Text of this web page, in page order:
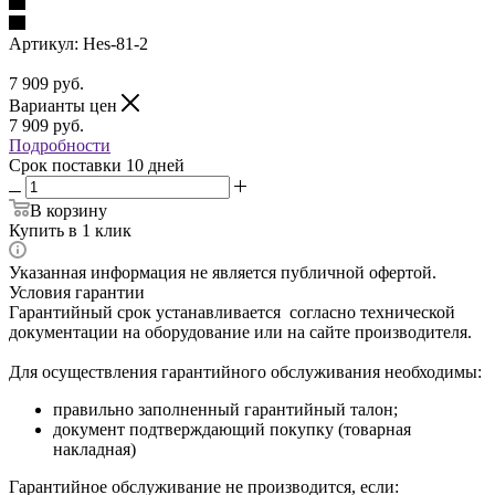
Артикул: Hes-81-2
7 909 руб.
Варианты цен
7 909 руб.
Подробности
Срок поставки 10 дней
В корзину
Купить в 1 клик
Указанная информация не является публичной офертой.
Условия гарантии
Гарантийный срок устанавливается согласно технической
документации на оборудование или на сайте производителя.
Для осуществления гарантийного обслуживания необходимы:
правильно заполненный гарантийный талон;
документ подтверждающий покупку (товарная
накладная)
Гарантийное обслуживание не производится, если: